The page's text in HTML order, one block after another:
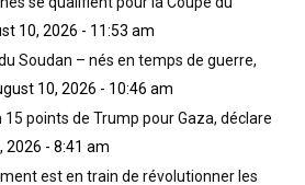
10, 2026 - 11:53 am
Soudan – nés en temps de guerre,
10, 2026 - 10:46 am
15 points de Trump pour Gaza, déclare
2026 - 8:41 am
est en train de révolutionner les